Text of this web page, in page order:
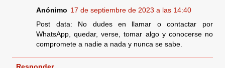
Anónimo 17 de septiembre de 2023 a las 14:40
Post data: No dudes en llamar o contactar por
WhatsApp, quedar, verse, tomar algo y conocerse no
compromete a nadie a nada y nunca se sabe.